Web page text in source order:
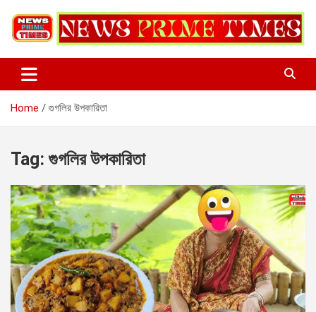
content
Home গুগলির উপকারিতা
Tag: গুগলির উপকারিতা